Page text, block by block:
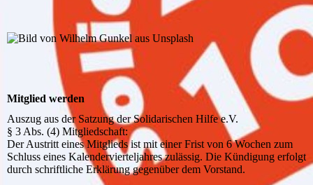
Mitglied werden
Auszug aus der Satzung der Solidarischen Hilfe e.V.
§ 3 Abs. (4) Mitgliedschaft:
Der Austritt eines Mitglieds ist mit einer Frist von 6 Wochen zum
Schluss eines Kalendervierteljahres zulässig. Die Kündigung erfolgt
durch schriftliche Erklärung gegenüber dem Vorstand.